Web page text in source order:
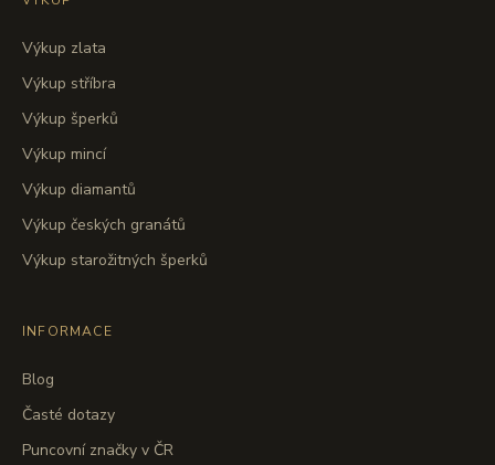
Výkup zlata
Výkup stříbra
Výkup šperků
Výkup mincí
Výkup diamantů
Výkup českých granátů
Výkup starožitných šperků
INFORMACE
Blog
Časté dotazy
Puncovní značky v ČR